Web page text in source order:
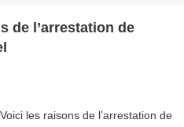
de l’arrestation de